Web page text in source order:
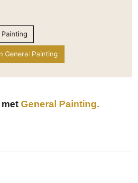
General Painting
General Painting